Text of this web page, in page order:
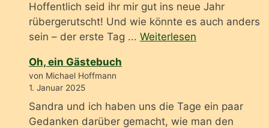
Hoffentlich seid ihr mir gut ins neue Jahr
rübergerutscht! Und wie könnte es auch anders
sein – der erste Tag ... Weiterlesen
Oh, ein Gästebuch
von Michael Hoffmann
1. Januar 2025
Sandra und ich haben uns die Tage ein paar
Gedanken darüber gemacht, wie man den